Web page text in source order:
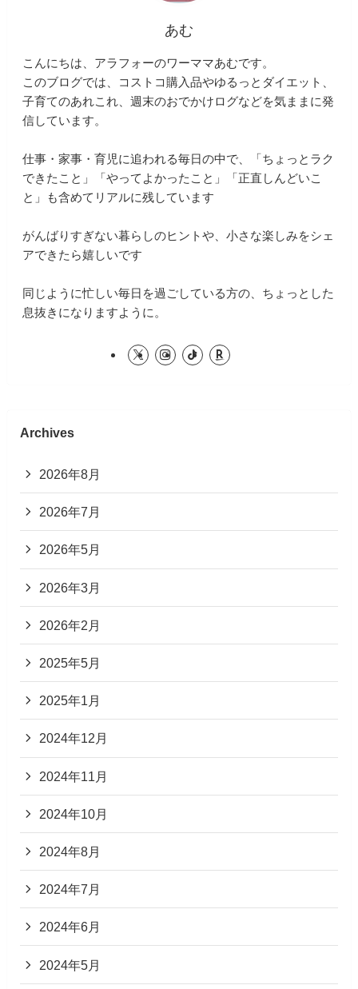
あむ
こんにちは、アラフォーのワーママあむです。
このブログでは、コストコ購入品やゆるっとダイエット、
子育てのあれこれ、週末のおでかけログなどを気ままに発
信しています。
仕事・家事・育児に追われる毎日の中で、「ちょっとラク
できたこと」「やってよかったこと」「正直しんどいこ
と」も含めてリアルに残しています
がんばりすぎない暮らしのヒントや、小さな楽しみをシェ
アできたら嬉しいです
同じように忙しい毎日を過ごしている方の、ちょっとした
息抜きになりますように。
Archives
2026年8月
2026年7月
2026年5月
2026年3月
2026年2月
2025年5月
2025年1月
2024年12月
2024年11月
2024年10月
2024年8月
2024年7月
2024年6月
2024年5月